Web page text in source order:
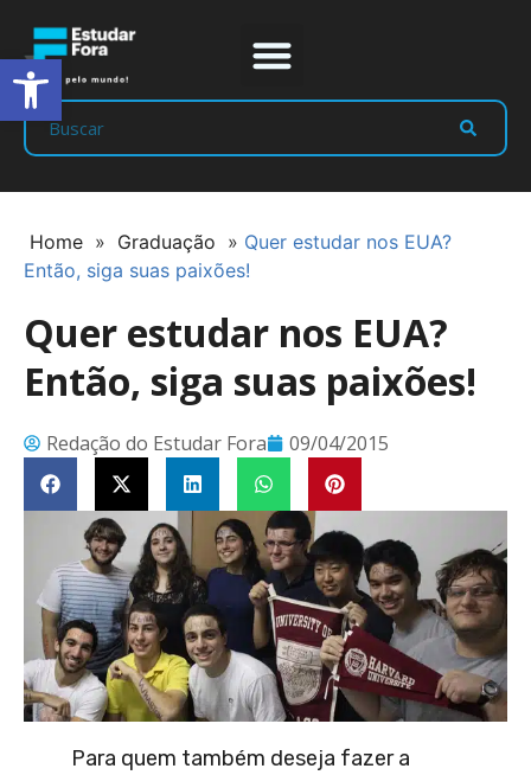
Home » Graduação » Quer estudar nos EUA?
Então, siga suas paixões!
Quer estudar nos EUA?
Então, siga suas paixões!
Redação do Estudar Fora 09/04/2015
Para quem também deseja fazer a
Abrir a barra de ferramentas